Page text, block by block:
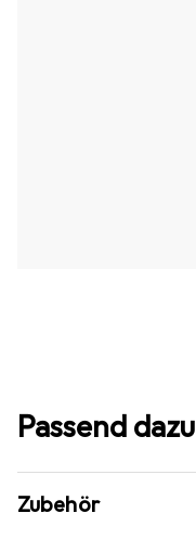
Passend dazu
Zubehör